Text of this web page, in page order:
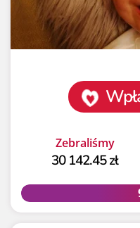
Zebraliśmy
30 142.45 zł